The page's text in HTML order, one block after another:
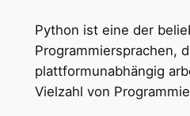
Python ist eine der
Programmiersprachen,
plattformunabhängig
Vielzahl von